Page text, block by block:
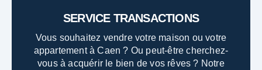
SERVICE TRANSACTIONS
Vous souhaitez vendre votre maison ou votre
appartement à Caen ? Ou peut-être cherchez-
vous à acquérir le bien de vos rêves ? Notre